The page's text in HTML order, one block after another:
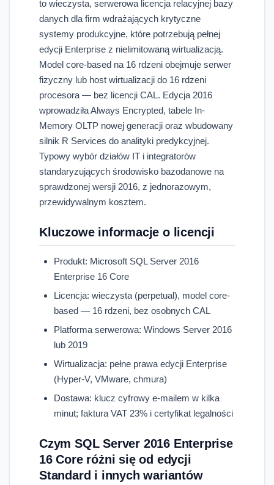
to wieczysta, serwerowa licencja relacyjnej bazy
danych dla firm wdrażających krytyczne
systemy produkcyjne, które potrzebują pełnej
edycji Enterprise z nielimitowaną wirtualizacją.
Model core-based na 16 rdzeni obejmuje serwer
fizyczny lub host wirtualizacji do 16 rdzeni
procesora — bez licencji CAL. Edycja 2016
wprowadziła Always Encrypted, tabele In-
Memory OLTP nowej generacji oraz wbudowany
silnik R Services do analityki predykcyjnej.
Typowy wybór działów IT i integratorów
standaryzujących środowisko bazodanowe na
sprawdzonej wersji 2016, z jednorazowym,
przewidywalnym kosztem.
Kluczowe informacje o licencji
Produkt: Microsoft SQL Server 2016
Enterprise 16 Core
Licencja: wieczysta (perpetual), model core-
based — 16 rdzeni, bez osobnych CAL
Platforma serwerowa: Windows Server 2016
lub 2019
Wirtualizacja: pełne prawa edycji Enterprise
(Hyper-V, VMware, chmura)
Dostawa: klucz cyfrowy e-mailem w kilka
minut; faktura VAT 23% i certyfikat legalności
Czym SQL Server 2016 Enterprise
16 Core różni się od edycji
Standard i innych wariantów